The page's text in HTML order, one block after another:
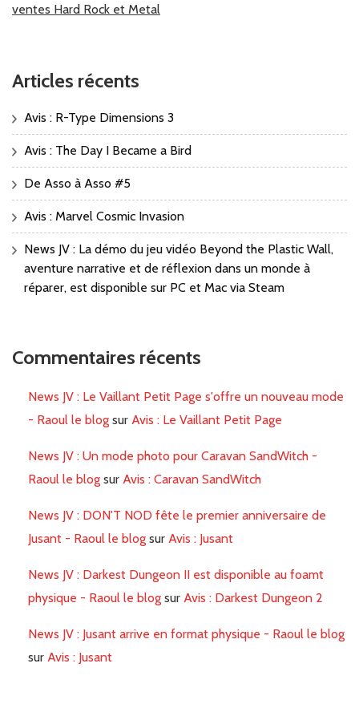
ventes Hard Rock et Metal
Articles récents
Avis : R-Type Dimensions 3
Avis : The Day I Became a Bird
De Asso à Asso #5
Avis : Marvel Cosmic Invasion
News JV : La démo du jeu vidéo Beyond the Plastic Wall,
aventure narrative et de réflexion dans un monde à
réparer, est disponible sur PC et Mac via Steam
Commentaires récents
News JV : Le Vaillant Petit Page s'offre un nouveau mode
- Raoul le blog sur Avis : Le Vaillant Petit Page
News JV : Un mode photo pour Caravan SandWitch -
Raoul le blog sur Avis : Caravan SandWitch
News JV : DON'T NOD fête le premier anniversaire de
Jusant - Raoul le blog sur Avis : Jusant
News JV : Darkest Dungeon II est disponible au foamt
physique - Raoul le blog sur Avis : Darkest Dungeon 2
News JV : Jusant arrive en format physique - Raoul le blog
sur Avis : Jusant